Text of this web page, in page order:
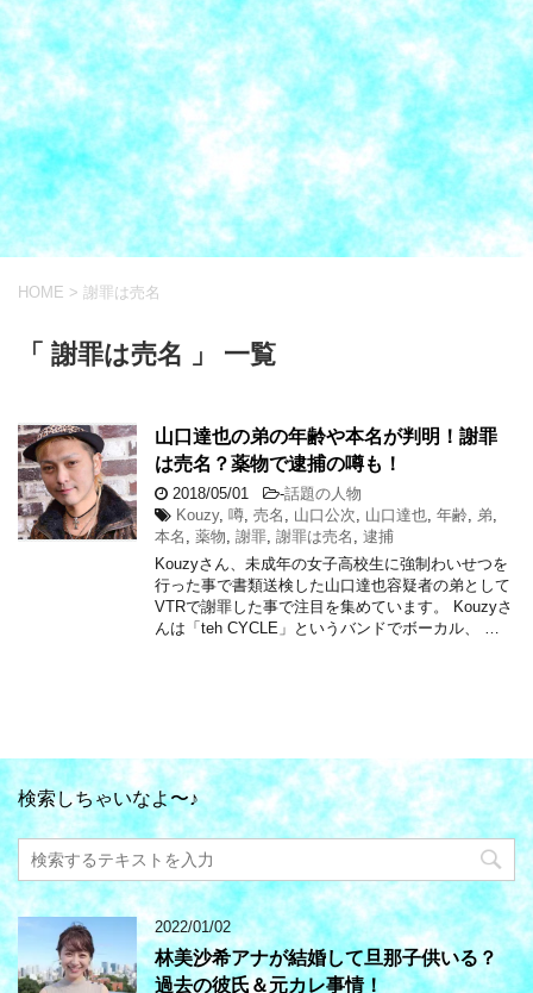
HOME > 謝罪は売名
「 謝罪は売名 」 一覧
山口達也の弟の年齢や本名が判明！謝罪
は売名？薬物で逮捕の噂も！
2018/05/01 -話題の人物
Kouzy, 噂 売名 山口公次 山口達也 年齢 弟
本名
薬物 謝罪 謝罪は売名
逮捕
Kouzyさん、未成年の女子高校生に強制わいせつを
行った事で書類送検した山口達也容疑者の弟として
VTRで謝罪した事で注目を集めています。 Kouzyさ
んは「teh CYCLE」というバンドでボーカル、 …
検索しちゃいなよ〜♪
2022/01/02
林美沙希アナが結婚して旦那子供いる？
過去の彼氏＆元カレ事情！